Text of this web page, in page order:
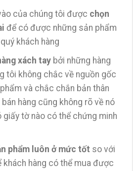
của chúng tôi được chọn
để có được những sản phẩm
khách hàng
xách taybởi những hàng
tôi không chắc về nguồn gốc
và chắc chắn bản thân
hàng cũng không rõ về nó
giấy tờ nào có thể chứng minh
phẩm luôn ở mức tốt so với
khách hàng có thể mua được